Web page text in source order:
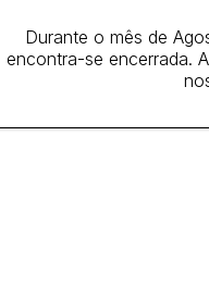
Durante o mês de
encontra-se encerrada.